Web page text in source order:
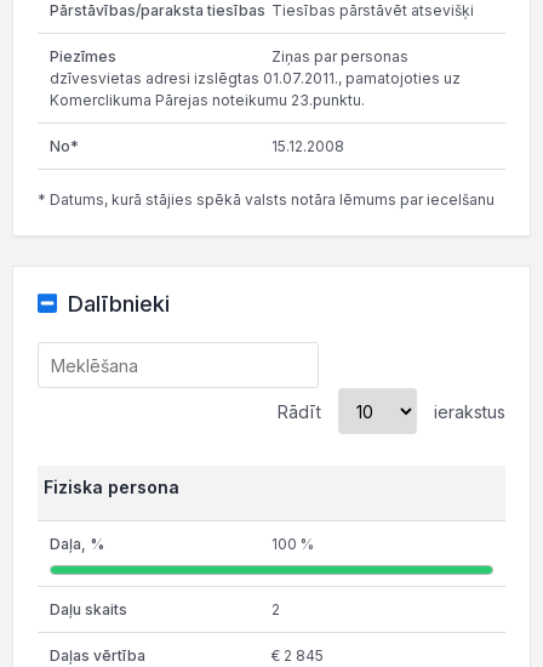
Tiesības pārstāvēt atsevišķi
Ziņas par personas
dzīvesvietas adresi izslēgtas 01.07.2011., pamatojoties uz
Komerclikuma Pārejas noteikumu 23.punktu.
15.12.2008
* Datums, kurā stājies spēkā valsts notāra lēmums par iecelšanu
Dalībnieki
Rādīt ierakstus
Fiziska persona
100 %
2
€ 2 845